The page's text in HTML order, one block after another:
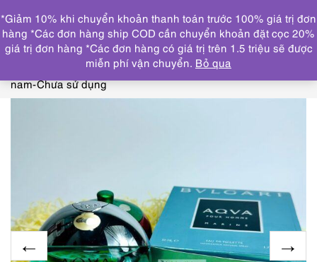
DANH MỤC
Trang chủ THƯƠNG HIỆU NỔI BẬT BVLGARI
3152-
BVLGARI AQVA Marine pour homme EDT 50ml-Nước hoa
nam-Chưa sử dụng
*Giảm 10% khi chuyển khoản thanh toán trước 100% giá trị đơn
hàng *Các đơn hàng ship COD cần chuyển khoản đặt cọc 20%
giá trị đơn hàng *Các đơn hàng có giá trị trên 1.5 triệu sẽ được
miễn phí vận chuyển. Bỏ qua